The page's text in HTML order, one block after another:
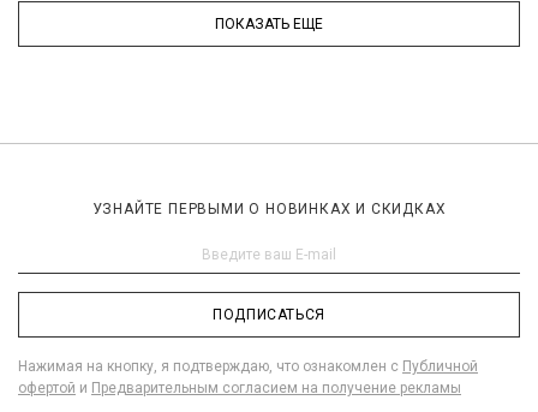
ПОКАЗАТЬ ЕЩЕ
УЗНАЙТЕ ПЕРВЫМИ О НОВИНКАХ И СКИДКАХ
ПОДПИСАТЬСЯ
Нажимая на кнопку, я подтверждаю, что ознакомлен с Публичной
офертой и Предварительным согласием на получение рекламы